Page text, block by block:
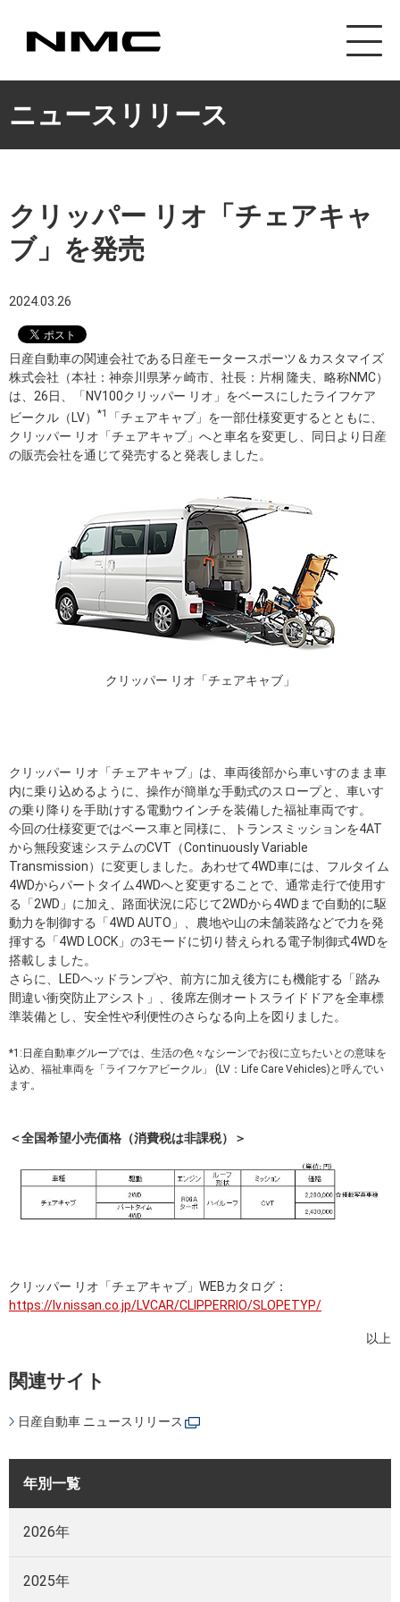
カスタマイズ事
ニュースリリース
クリッパー リオ「チェアキャ
ブ」を発売
2024.03.26
日産自動車の関連会社である日産モータースポーツ＆カスタマイズ
株式会社（本社：神奈川県茅ヶ崎市、社長：片桐 隆夫、略称NMC）
は、26日、「NV100クリッパー リオ」をベースにしたライフケア
ビークル（LV） *1
「チェアキャブ」を一部仕様変更するとともに、
クリッパー リオ「チェアキャブ」へと車名を変更し、同日より日産
の販売会社を通じて発売すると発表しました。
クリッパー リオ「チェアキャブ」
クリッパー リオ「チェアキャブ」は、車両後部から車いすのまま車
内に乗り込めるように、操作が簡単な手動式のスロープと、車いす
の乗り降りを手助けする電動ウインチを装備した福祉車両です。
今回の仕様変更ではベース車と同様に、トランスミッションを4AT
から無段変速システムのCVT（Continuously Variable
Transmission）に変更しました。あわせて4WD車には、フルタイム
4WDからパートタイム4WDへと変更することで、通常走行で使用す
る「2WD」に加え、路面状況に応じて2WDから4WDまで自動的に駆
動力を制御する「4WD AUTO」、農地や山の未舗装路などで力を発
揮する「4WD LOCK」の3モードに切り替えられる電子制御式4WDを
搭載しました。
さらに、LEDヘッドランプや、前方に加え後方にも機能する「踏み
間違い衝突防止アシスト」、後席左側オートスライドドアを全車標
準装備とし、安全性や利便性のさらなる向上を図りました。
*1:日産自動車グループでは、生活の色々なシーンでお役に立ちたいとの意味を
込め、福祉車両を「ライフケアビークル」 (LV：Life Care Vehicles)と呼んでい
ます。
＜全国希望小売価格（消費税は非課税）＞
クリッパー リオ「チェアキャブ」WEBカタログ：
https://lv.nissan.co.jp/LVCAR/CLIPPERRIO/SLOPETYP/
以上
関連サイト
日産自動車 ニュースリリース
年別一覧
2026年
2025年